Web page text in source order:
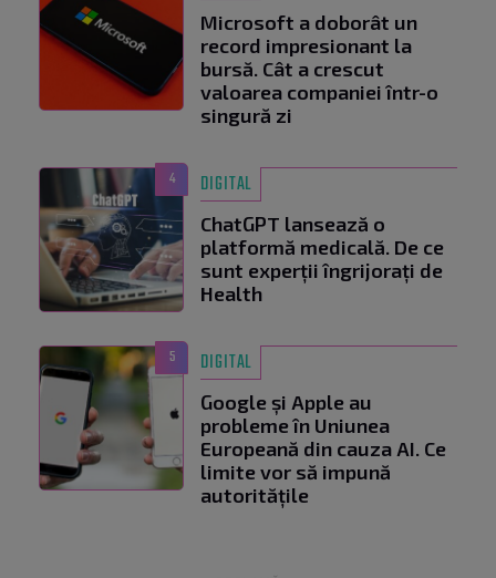
Microsoft a doborât un
record impresionant la
bursă. Cât a crescut
valoarea companiei într-o
singură zi
4 DIGITAL
ChatGPT lansează o
platformă medicală. De ce
sunt experții îngrijorați de
Health
5 DIGITAL
Google și Apple au
probleme în Uniunea
Europeană din cauza AI. Ce
limite vor să impună
autoritățile